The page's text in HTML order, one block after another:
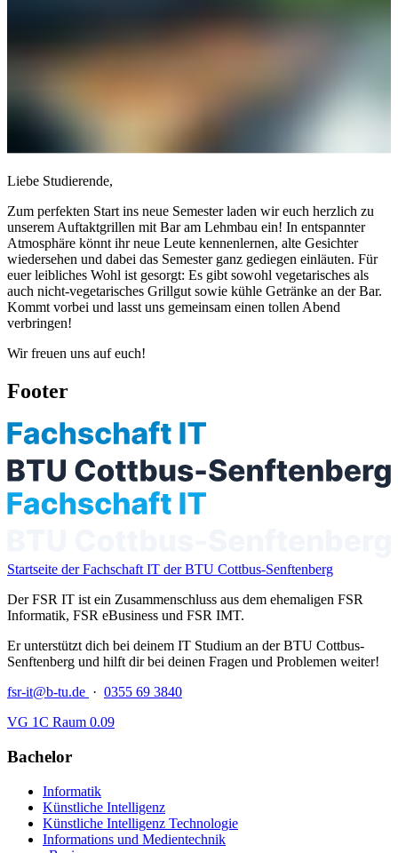
Liebe Studierende,
Zum perfekten Start ins neue Semester laden wir euch herzlich zu
unserem Auftaktgrillen mit Bar am Lehmbau ein! In entspannter
Atmosphäre könnt ihr neue Leute kennenlernen, alte Gesichter
wiedersehen und dabei das Semester ganz gediegen einläuten. Für
euer leibliches Wohl ist gesorgt: Es gibt sowohl vegetarisches als
auch nicht-vegetarisches Grillgut sowie kühle Getränke an der Bar.
Kommt vorbei und lasst uns gemeinsam einen tollen Abend
verbringen!
Wir freuen uns auf euch!
Footer
Startseite der Fachschaft IT der BTU Cottbus-Senftenberg
Der FSR IT ist ein Zusammenschluss aus dem ehemaligen FSR
Informatik, FSR eBusiness und FSR IMT.
Er unterstützt dich bei deinem IT Studium an der BTU Cottbus-
Senftenberg und hilft dir bei deinen Fragen und Problemen weiter!
fsr-it@b-tu.de · 0355 69 3840
VG 1C Raum 0.09
Bachelor
Informatik
Künstliche Intelligenz
Künstliche Intelligenz Technologie
Informations und Medientechnik